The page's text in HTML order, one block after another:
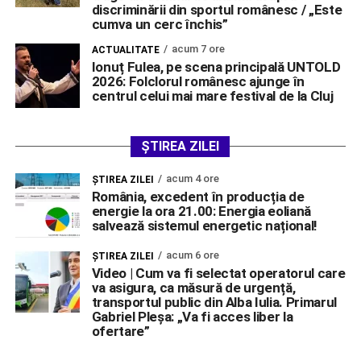
discriminării din sportul românesc / „Este
cumva un cerc închis”
ACTUALITATE acum 7 ore
Ionuț Fulea, pe scena principală UNTOLD
2026: Folclorul românesc ajunge în
centrul celui mai mare festival de la Cluj
ȘTIREA ZILEI
ŞTIREA ZILEI acum 4 ore
România, excedent în producția de
energie la ora 21.00: Energia eoliană
salvează sistemul energetic național!
ŞTIREA ZILEI acum 6 ore
Video | Cum va fi selectat operatorul care
va asigura, ca măsură de urgență,
transportul public din Alba Iulia. Primarul
Gabriel Pleșa: „Va fi acces liber la
ofertare”